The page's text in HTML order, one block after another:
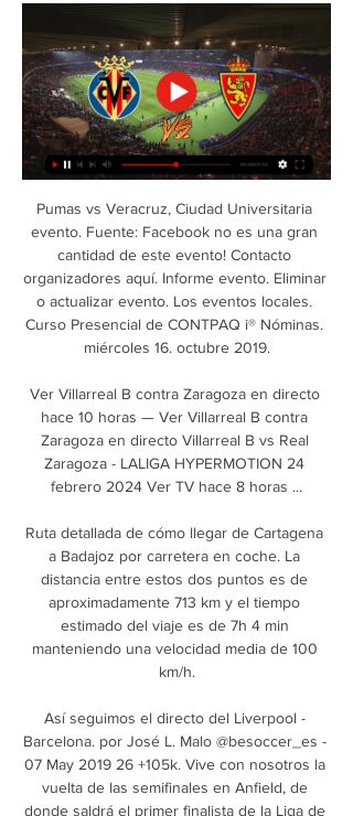
Pumas vs Veracruz, Ciudad Universitaria evento. Fuente: Facebook no es una gran cantidad de este evento! Contacto organizadores aquí. Informe evento. Eliminar o actualizar evento. Los eventos locales. Curso Presencial de CONTPAQ i® Nóminas. miércoles 16. octubre 2019.

Ver Villarreal B contra Zaragoza en directo hace 10 horas — Ver Villarreal B contra Zaragoza en directo Villarreal B vs Real Zaragoza - LALIGA HYPERMOTION 24 febrero 2024 Ver TV hace 8 horas ...

Ruta detallada de cómo llegar de Cartagena a Badajoz por carretera en coche. La distancia entre estos dos puntos es de aproximadamente 713 km y el tiempo estimado del viaje es de 7h 4 min manteniendo una velocidad media de 100 km/h.

Así seguimos el directo del Liverpool - Barcelona. por José L. Malo @besoccer_es - 07 May 2019 26 +105k. Vive con nosotros la vuelta de las semifinales en Anfield, de donde saldrá el primer finalista de la Liga de Campeones 18-19. Lo más destacado.

[VIDEO] Palestino retorna a Chile cerrando una gira histórica por Palestina. El plantel árabe visitó Belén, se bañó en el Mar Muerto y marcó un hito por su paso por Medio Oriente. El informe de Nahla Hasan.

El programa de VIH, Infecciones de Transmisión Sexual y Hepatitis Virales dependiente de la Subsecretaría de Medicina Social, efectuará test rápido para detección de infección por VIH el miércoles 20 en el Centro de Salud Nº 28 de Villa Asunción.

Y lo que parecía imposible lo logró en noviembre del año pasado, cuando vistiendo la camiseta del Tacuary, González actuó 60 minutos frente a Olimpia, en un partido oficial de la liga paraguaya. Sólo fue reemplazado por los fuertes calambres que sintió. La larga inactividad le pasó la cuenta.

Quindío Todos los encuentros Aviso legal | Política de privacidad | Información corporativa | Equipo de TM | Redes sociales | Ayuda | Boletín informativo | Enviar reporte de errores

Horario, resultado y estadísticas del Bragantino Sub 20 - Trindade Sub 20 | Copa Sao Paulo Junior 2018 ¡Vas a denunciar un contenido! x. Denuncia sólo contenidos que incumplan nuestras Normas de uso o conducta. Aunque revisamos todas las denuncias que nos llegan, sólo respondemos si procede.

Se viene la cuarta fecha de la Superliga Argentina y River recibirá a Talleres de Córdoba en el estadio Monumental. El Millonario viene de ganar ante Cerro Porteño por la ida de los cuartos de final de Copa Libertadores, mientras que los cordobeses empataron en la fecha 3 del torneo argentino ante Central Córdoba por 1-1. No hay […]

22 8778360 59 val 20 garcia fernandez, andrea 6/0 - 6/2 garcia a. 23 4609113 117 mur 49 asis. 34 7609384 86 gal 37 arias ron, paula 6/0 - 6/0 bucsa c. 6/2 - 6/1 35 8663123 83 val 34 safont branchadell, rocio arias p. 6/1 - 6/2 36 4539526 243 cyl 60 arias manjon, paula 1/6 - 6/3 - 6/3 bucsa c. 37 10089246 75 mad 28 moreno arias, lidia moreno.

Dónde ver en directo online el Villarreal B - Zaragoza horar hace 4 horas — Como ver el partido Villarreal CF B contra Real Zaragoza video en directo. Pronósticos, cara a cara, estadísticas y resultado en directo.

En directo / LIVE - Ugo Humbert - Jo-Wilfried Tsonga ATP Montpellier - 04 Febrero 2019. Sigue en directo el encuentro de Tenis que enfrenta a Ugo Humbert y Jo-Wilfried Tsonga. Este partido tendrá lugar el 04 Febrero 2019 y empezará a las 19:00. Eurosport te ofrece el resultado en directo, así como las alineaciones iniciales, las jugadas más.

Info Platense. Una prueba piloto de la transmisión remota de los datos del escrutinio para las PASO realizada ayer en distintos lugares del paí s fracasó por fallas de conectividad de los módems de telefonía. Fracasó el simulacro de transmisión de escrutinio realizado en La Plata.

Real Zaragoza 🦁 (@RealZaragoza) · X 

Tags: Ver Argentinos Juniors vs Atlético Rafaela en vivo online gratis 15 Febrero 2015 Partido online el Partido en vivo. Argentinos Juniors vs Atlético Rafaela gratis en directo en alta definición sin trabas, Argentinos Juniors vs Atlético Rafaela en línea, Argentinos Juniors vs Atlético Rafaela online por internet, ver hoy 15 Febrero.

Albacete Balompié 20/09/2019 13:21 El entrenador albacetista repasó la actualidad de su equipo el día antes de enfrentarse al Málaga CF. Aún con el regusto del triunfo del miércoles, espera que su equipo siga progresando.

Descubre a que hora juega Estudiantes Mérida vs Caracas en el proximo partido por Venezuela - Torneo Clausura 2019. Haz clic aquí para revisar el horario oficial del encuentro, canales de transmisión, goles, resultados en vivo, noticias, videos y más!

Atlético Bucaramanga está en el puesto 12 con 8 puntos y buscará conseguir el triunfo para meterse entre los ocho mejores del torneo. Atlético Nacional y Bucaramanga se enfrentan este miércoles 5 de septiembre a las 20 horas de Colombia en el Estadio Atanasio Girardot.

Liga Colombiana - Finalización 2019 - Todos contra todos: En vivo Millonarios vs Envigado FC - Domingo, 14 Julio 2019. Cubrimiento en línea a través de Colombia.com. Read on the original site. Related news. Cúcuta Deportivo vs Patriotas FC - Liga Colombiana - Finalización 2019 - colombia.

Ver Villarreal B Online en Directo Ver Villarreal B online en directo y en diferido con DAZN ES. Disponible en alta Villarreal B - Real ZaragozaLALIGA HYPERMOTION · CD Eldense - Villarreal B ...

Mónica Virginia Elisabet Aré DATOS PERSONALES Nacionalidad Argentina Fecha de nacimiento 12/08/1958 Lugar de nacimiento Chivilcoy, Pcia. de Buenos Aires

El seleccionado de básquetbol de la Argentina, que marcha invicto en el Mundial China 2019, jugará el próximo viernes en una de las semifinales ante Francia, que hoy logró la clasificación tras vencer al campeón vigente Estados Unidos por 89-79 en la ciudad de Dongguan.

PREGUNTA: Saludos estimado señor Juan Rueda, ¿En qué momento puedo hacer el cambio de aceite de transmisión y diferencial de mis camiones INTERNATIONAL WorkStar 7600?

ESPERANZA-Sergio Olhovich FÚTBOL DE ALCOBA-Javier Durán HASTA EL VIENTO TIENE MIEDO-Carlos Enrique Taboada KATY, KIKO Y KOKO-José Luis y Santiago Moro LA FURIA DE UN DIOS-Felipe Cazals LA GUERRERA VENGADORA-Raúl Fernández LA NOCHE DE LA BESTIA-Gilberto de Anda LA NOVICIA-Arielle Dombasle LA OTRA CARA DE PEDRO NAVAJA-Jorge Araujo

Directo Villarreal B vs Zaragoza hoy Real Sociedad – Villarr hace 12 horas — Directo Villarreal B vs Zaragoza hoy Real Sociedad – Villarreal resultado, resumen y goles del 24/02/2024 14 ene 2023 — Dónde ver en directo ...

El acceso a alimentos inocuos y nutritivos en cantidad suficiente es fundamental para mantener la vida y fomentar la buena salud. Los alimentos insalubres que contienen bacterias, virus, parásitos o sustancias químicas nocivas causan más de 200 enfermedades, que van desde la …

River recibe a Cerro Porteño por los cuartos de la Copa Libertadores ¡Seguilo en vivo! Tags: River Plate Cerro Porteño Copa Libertadores El equipo de Marcelo Gallardo recibe al de Miguel Ángel Russo desde las 19.15 h, en el Monumental.

Real Zaragoza Villarreal B - Real | IGO Group hace 9 horas — hace 27 minutos — [Transmisión en vivo<<<<]] Directo Villarreal B Zaragoza en vivo online Villarreal CF B: streaming en directo y en TV hoy ...

Real Zaragoza vs Villarreal B: estadísticas y datos en directo Consulta todos los datos y estadísticas del partido entre Real Zaragoza vs Villarreal B de LaLiga Hypermotion 2023/2024. Mapas de calor, estrategia y ...

Web Oficial del Villarreal CF hace 6 horas — 25febTodo el díaVillarreal B-Real ZaragozaJ28 LaLiga Hypermotion. Detalles LIVE · AUDIOVISUAL SERVER · ACCREDITATIONS · PRESS REGULATIONS · APP. MORE TEAMS.

Trotamundo de Carabobo derrotó el lunes, por segunda noche consecutiva, a Guaiqueríes de Margarita con pizarra final de 81-79, barriendo de esta manera la serie ante los insulares en la Liga Profesional de Baloncesto (LPB). Desde el Fórum de Valencia, el norteamericano Rashad McCants fue …

mecz rozegrany został na stadionie klubu Ferro Carril Oeste: 28 listopada 1937: Boca Juniors – Ferro Carril Oeste 3:2 Roberto Cherro, Francisco Varallo (2, 1k) – Bernardo Gandulla, Alfredo Borgnia 28 listopada 1937: Chacarita Juniors Buenos Aires – Club Atlético Lanús 1:3 Julio Gómez – Sebastián Geijo, Daniel Pícaro, Julio A. Roca.

El viernes 1 de mayo, 15.000 espectadores se congregaron en el Estadio Nacional para ser testigos del estreno en la elite del cuadro tricolor. ¿Su rival? Santiago Morning. ¿El resultado? Un espectacular 6 a 1 a favor de los debutantes. Una semana después vino la locura. En el mismo escenario, Colo Colo recibió a los encumbrados árabes.

El Real Madrid (3º) venció 2-0 al Celta (18º), este sábado en la 28ª jornada del campeonato español, en el regreso de Zinedine Zidane al banquillo blanco, mientras que el Atlético (2º) cayó 2-0 ante el Athletic (9º) y se deja gran parte de sus opciones de luchar por el título de La Liga española.

Calle 19 No. 3 - 10, Edificio Barichara, Torre B - Oficina 1401 // Teléfono (571) 3394949, Ext. 2133 // Email: infeduni@uniandes.edu.co // Código postal 111711 // Universidad de los Andes | Vigilada Mineducación / Reconocimiento como Universidad: Decreto 1297 del 30 de mayo de 1964 / Reconocimiento personería jurídica: Resolución 28 del.

Villarreal B - Real Zaragoza en directo Partido en directo de Villarreal B - Real Zaragoza en LaLiga Hypermotion 2023. Sigue el minuto a minuto y resultado del enfrentamiento.

La recepción fue excelente, con un muy buen español por parte del recepcionista. El desayuno muy variado, fresco y completo, aún más de lo que habíamos visto en fotos previas. Nos invitaron a ir en forma gratuita a una fábrica de vidrio en Murano, y nos llevaron desde la puerta misma del Hotel hasta la misma, y todo estuvo Genial.

El arranque es más que promisiorio, seis puntos sobre los nueve disputados hablan del buen inicio de temporada que le corresponde a Patronato en la Superliga. La buena cosecha se sustenta en la evolución de la producción registrada con el paso de los partidos. La intención es